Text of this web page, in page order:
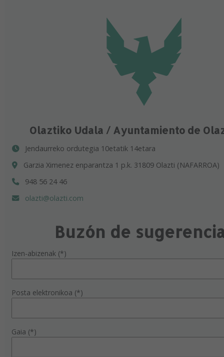
Olaztiko Udala / Ayuntamiento de
Jendaurreko ordutegia 10etatik 14etara
Garzia Ximenez enparantza 1 p.k. 31809 Olazti (NAFARROA)
948 56 24 46
olazti@olazti.com
Buzón de
Izen-abizenak (*)
Posta elektronikoa (*)
Gaia (*)